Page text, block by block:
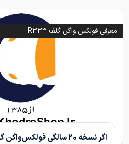
معرفی فولکس واگن گلف R333
اگر نسخه ۲۰ سالگی فولکس‌واگن گلف از دستتان رفته،...